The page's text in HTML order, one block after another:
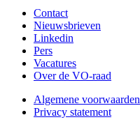
Contact
Nieuwsbrieven
Linkedin
Pers
Vacatures
Over de VO-raad
Algemene voorwaarden
Privacy statement